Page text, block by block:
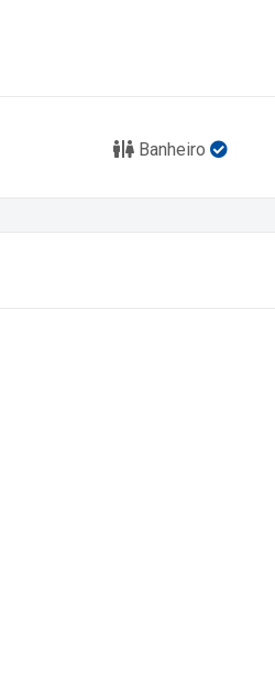
Banheiro